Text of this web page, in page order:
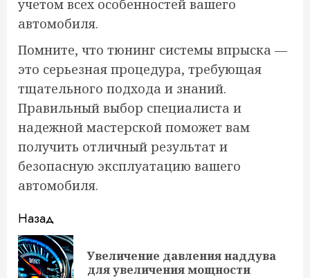
учетом всех особенностей вашего
автомобиля.
Помните, что тюнинг системы впрыска —
это серьезная процедура, требующая
тщательного подхода и знаний.
Правильный выбор специалиста и
надежной мастерской поможет вам
получить отличный результат и
безопасную эксплуатацию вашего
автомобиля.
Продолжить
чтение
Назад
Увеличение давления наддува
для увеличения мощности